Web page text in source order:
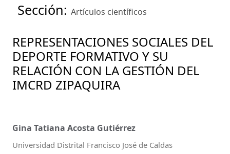
Sección: Artículos científicos
REPRESENTACIONES SOCIALES DEL
DEPORTE FORMATIVO Y SU
RELACIÓN CON LA GESTIÓN DEL
IMCRD ZIPAQUIRA
Gina Tatiana Acosta Gutiérrez
Universidad Distrital Francisco José de Caldas